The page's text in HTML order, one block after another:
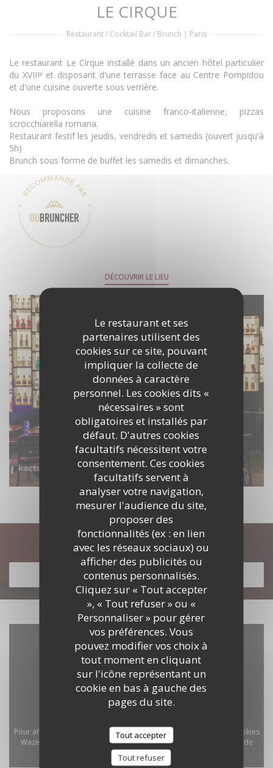
Le restaurant et ses
partenaires utilisent des
cookies sur ce site, pouvant
impliquer la collecte de
données à caractère
personnel. Les cookies dits «
nécessaires » sont
obligatoires et installés par
défaut. D'autres cookies
facultatifs nécessitent votre
consentement. Ces cookies
facultatifs servent à
analyser votre navigation,
mesurer l'audience du site,
proposer des
fonctionnalités (ex : en lien
avec les réseaux sociaux) ou
afficher des publicités ou
contenus personnalisés.
Cliquez sur « Tout accepter
», « Tout refuser » ou «
Personnaliser » pour gérer
vos préférences. Vous
pouvez modifier vos choix à
tout moment en cliquant
sur l'icône représentant un
cookie en bas à gauche des
pages du site.
Tout accepter
Tout refuser
LE CIRQUE
Restaurant / Cocktail Bar / Brunch | Paris
Le restaurant Le Cirque installé dans un ancien hôtel particulier
du XVIIIᵉ et disposant d'une terrasse face au Centre Pompidou
et d'une cuisine ouverte sous verrière.
Nous proposons une cuisine franco-italienne, pizzas
scrocchiarella romana.
Restaurant festif les jeudis, vendredis et samedis (ouvert jusqu'à
5h)
Brunch sous forme de buffet les samedis et dimanches.
DÉCOUVRIR LE LIEU
Découvrir notre carte
DÉCOUVRIR NOTRE CARTE
Pour afficher la carte interactive Waze, vous devez accepter les cookies
Waze Map (Google). Ces cookies peuvent collecter des données de
navigation et de localisation.